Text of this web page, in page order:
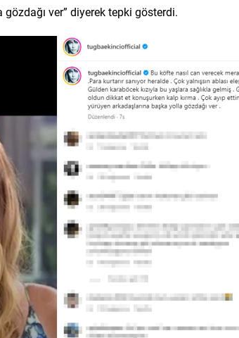
ver” diyerek tepki gösterdi.